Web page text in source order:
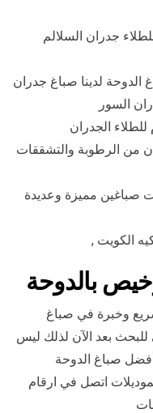
جدران السلالم
الدوحة لدينا صباغ جدران
السور
للطلاء الجدران
من الرطوبة والتشققات
صباغين مميزة وعديدة
الكويت ,
بالدوحة
وخبرة في صباغ
بعد الآن لذلك ليس
صباغ الدوحة
اتصل في ارقام